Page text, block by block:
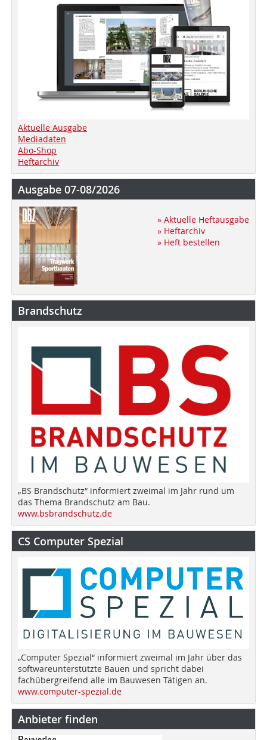
Aktuelle Ausgabe
Mediadaten
Abo-Shop
Heftarchiv
Ausgabe 07-08/2026
» Aktuelle Heftausgabe
» Heftarchiv
» Heft bestellen
Brandschutz
„BS Brandschutz“ informiert zweimal im Jahr rund um
das Thema Brandschutz am Bau.
www.bsbrandschutz.de
CS Computer Spezial
„Computer Spezial“ informiert zweimal im Jahr über das
softwareunterstützte Bauen und spricht dabei
fachübergreifend alle im Bauwesen Tätigen an.
www.computer-spezial.de
Anbieter finden